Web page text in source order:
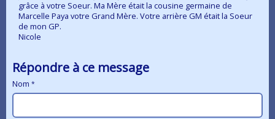
grâce à votre Soeur. Ma Mère était la cousine germaine de
Marcelle Paya votre Grand Mère. Votre arrière GM était la Soeur
de mon GP.
Nicole
Répondre à ce message
Nom